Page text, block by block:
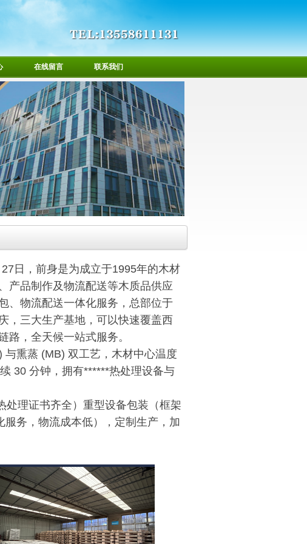
在线留言 联系我们
日，前身是为成立于1995年的木材
产品制作及物流配送等木质品供应
、物流配送一体化服务，总部位于
，三大生产基地，可以快速覆盖西
路，全天候一站式服务。
熏蒸 (MB) 双工艺，木材中心温度
30 分钟，拥有******热处理设备与
处理证书齐全）重型设备包装（框架
务，物流成本低），定制生产，加